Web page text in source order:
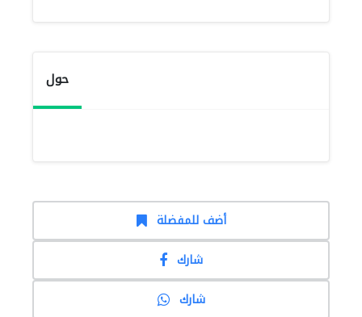
حول
أضف للمفضلة
شارك
شارك